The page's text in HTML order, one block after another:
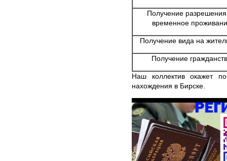
Получение
временное
Получение вида на
Получение
Наш коллектив окажет
нахождения в Бирске.